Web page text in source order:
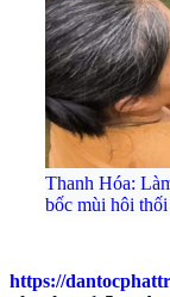
Thanh Hóa:
bốc mùi hôi thối
https://